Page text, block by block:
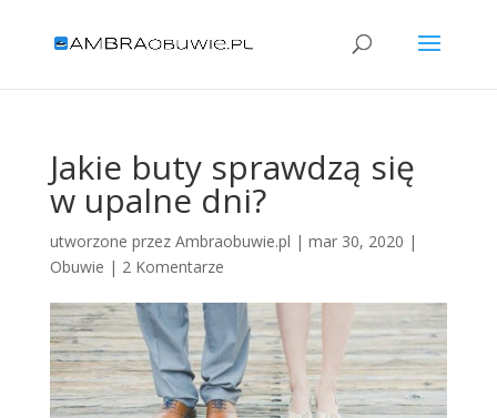
Jakie buty sprawdzą się
w upalne dni?
utworzone przez Ambraobuwie.pl | mar 30, 2020 |
Obuwie | 2 Komentarze